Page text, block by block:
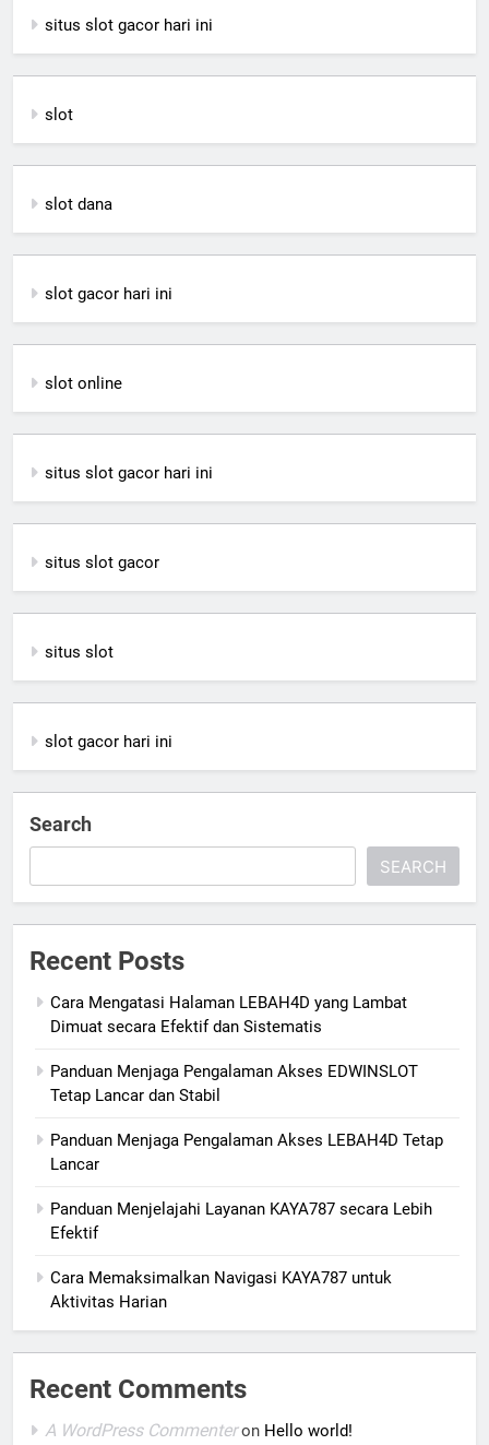
situs slot gacor hari ini
slot
slot dana
slot gacor hari ini
slot online
situs slot gacor hari ini
situs slot gacor
situs slot
slot gacor hari ini
Search
SEARCH
Recent Posts
Cara Mengatasi Halaman LEBAH4D yang Lambat
Dimuat secara Efektif dan Sistematis
Panduan Menjaga Pengalaman Akses EDWINSLOT
Tetap Lancar dan Stabil
Panduan Menjaga Pengalaman Akses LEBAH4D Tetap
Lancar
Panduan Menjelajahi Layanan KAYA787 secara Lebih
Efektif
Cara Memaksimalkan Navigasi KAYA787 untuk
Aktivitas Harian
Recent Comments
A WordPress Commenteron Hello world!